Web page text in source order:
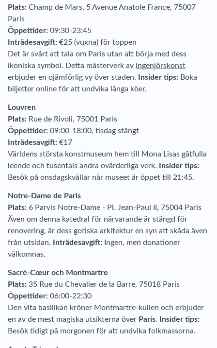
Plats: Champ de Mars, 5 Avenue Anatole France, 75007
Paris
Öppettider: 09:30-23:45
Inträdesavgift: €25 (vuxna) för toppen
Det är svårt att tala om Paris utan att börja med dess
ikoniska symbol. Detta mästerverk av ingenjörskonst
erbjuder en ojämförlig vy över staden.
Insider tips: Boka
biljetter online för att undvika långa köer.
Louvren
Plats: Rue de Rivoli, 75001 Paris
Öppettider: 09:00-18:00, tisdag stängt
Inträdesavgift: €17
Världens största konstmuseum hem till Mona Lisas gåtfulla
leende och tusentals andra ovärderliga verk.
Insider tips:
Besök på onsdagskvällar när museet är öppet till 21:45.
Notre-Dame de Paris
Plats: 6 Parvis Notre-Dame - Pl. Jean-Paul II, 75004 Paris
Även om denna katedral för närvarande är stängd för
renovering, är dess gotiska arkitektur en syn att skåda även
från utsidan.
Inträdesavgift: Ingen, men donationer
välkomnas.
Sacré-Cœur och Montmartre
Plats: 35 Rue du Chevalier de la Barre, 75018 Paris
Öppettider: 06:00-22:30
Den vita basilikan kröner Montmartre-kullen och erbjuder
en av de mest magiska utsikterna över Paris.
Insider tips:
Besök tidigt på morgonen för att undvika folkmassorna.